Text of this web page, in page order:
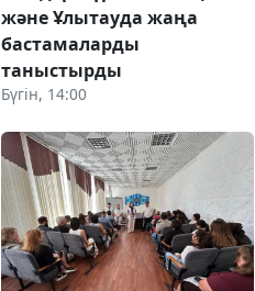
және Ұлытауда жаңа
бастамаларды
таныстырды
Бүгін, 14:00